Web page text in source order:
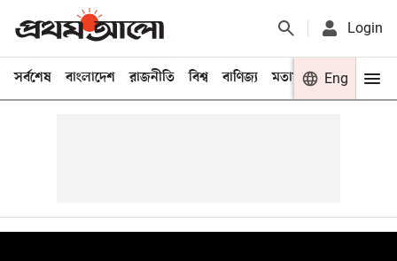
Login
সর্বশেষ বাংলাদেশ রাজনীতি বিশ্ব বাণিজ্য মতামত খেলা
Eng